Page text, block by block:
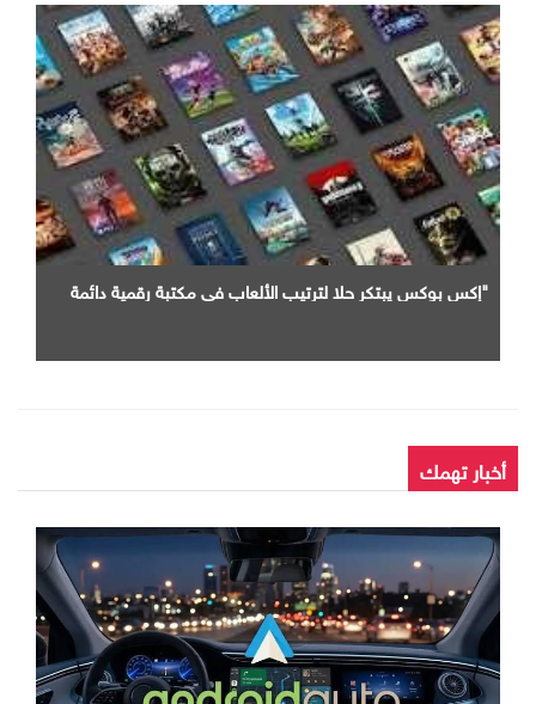
"إكس بوكس يبتكر حلا لترتيب الألعاب في مكتبة رقمية دائمة
أخبار تهمك